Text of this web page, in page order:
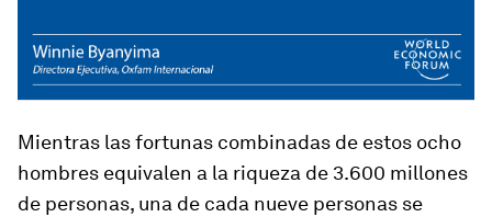
Mientras las fortunas combinadas de estos ocho
hombres equivalen a la riqueza de 3.600 millones
de personas, una de cada nueve personas se